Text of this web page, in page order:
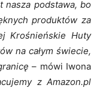
nasza podstawa, bo
produktów za
Krośnieńskie Huty
na całym świecie,
– mówi Iwona
z Amazon.pl